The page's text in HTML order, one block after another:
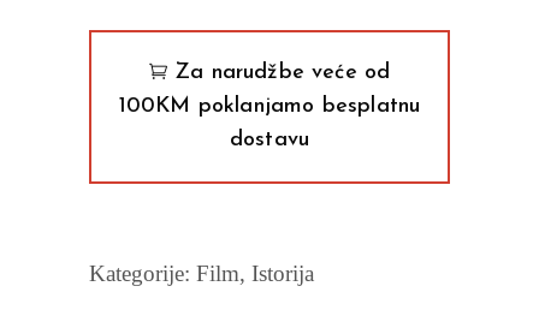
Dejvid
A.
Kuk
quantity
Za narudžbe veće od
100KM poklanjamo besplatnu
dostavu
Kategorije: Film, Istorija